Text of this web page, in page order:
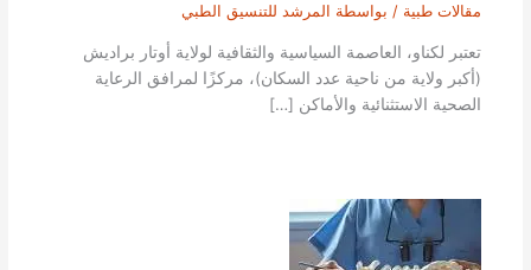
مقالات طبية / بواسطة المرشد للتنسيق الطبي
تعتبر لكناو، العاصمة السياسية والثقافية لولاية أوتار براديش
(أكبر ولاية من ناحية عدد السكان)، مركزًا لمرافق الرعاية
الصحية الاستثنائية والأماكن […]